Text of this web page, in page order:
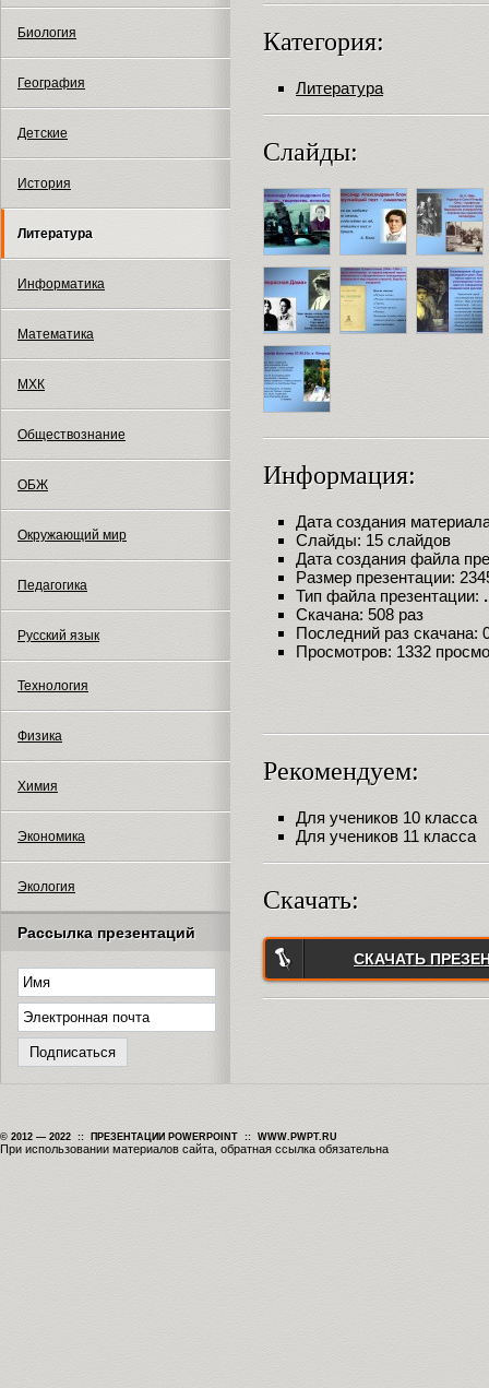
Биология
География
Детские
История
Литература
Информатика
Математика
МХК
Обществознание
ОБЖ
Окружающий мир
Педагогика
Русский язык
Технология
Физика
Химия
Экономика
Экология
Рассылка презентаций
Категория:
Литература
Слайды:
Информация:
Дата создания
Слайды: 15 слайдов
Дата создания файла
Размер презентации:
Тип файла презентации:
Скачана: 508 раз
Последний раз скачана:
Просмотров: 1332
Рекомендуем:
Для учеников 10 класса
Для учеников 11 класса
Скачать:
СКАЧАТЬ
© 2012 — 2022 :: ПРЕЗЕНТАЦИИ POWERPOINT :: WWW.PWPT.RU
При использовании материалов сайта, обратная ссылка обязательна